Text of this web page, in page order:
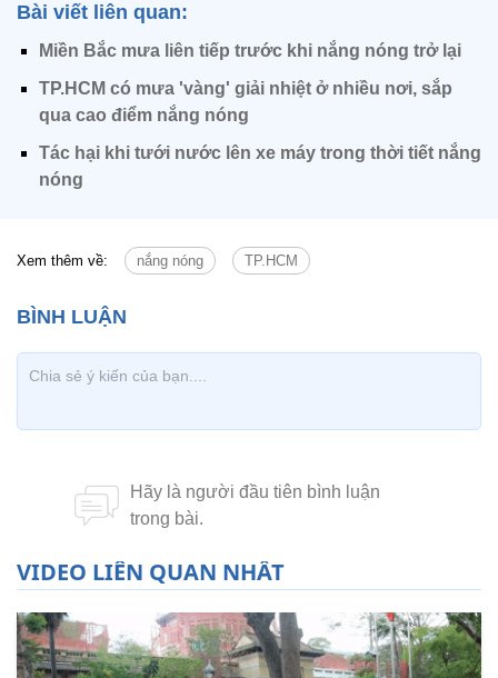
Bài viết liên quan:
Miền Bắc mưa liên tiếp trước khi nắng nóng trở lại
TP.HCM có mưa 'vàng' giải nhiệt ở nhiều nơi, sắp
qua cao điểm nắng nóng
Tác hại khi tưới nước lên xe máy trong thời tiết nắng
nóng
Xem thêm về: nắng nóng TP.HCM
VIDEO LIÊN QUAN NHẤT